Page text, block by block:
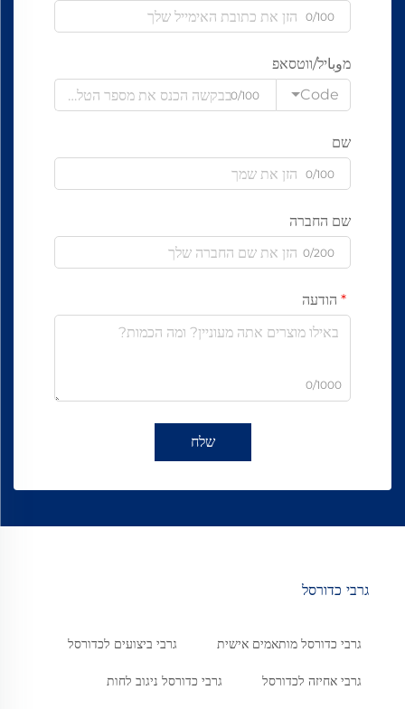
0/100
מوباיל/ווטסאפ
Code
0/100
שם
0/100
שם החברה
0/200
הודעה
0/1000
שלח
גרבי כדורסל
גרבי כדורסל מותאמים אישית גרבי ביצועים לכדורסל
גרבי אחיזה לכדורסל גרבי כדורסל ניגוב לחות